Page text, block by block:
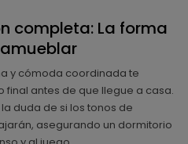
completa: La forma
y cómoda coordinada te
final antes de que llegue a casa.
duda de si los tonos de
asegurando un dormitorio